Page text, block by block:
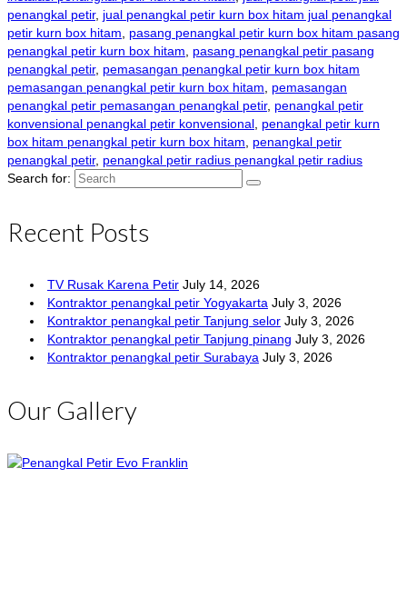
penangkal petir, jual penangkal petir kurn box hitam jual penangkal
petir kurn box hitam
pasang penangkal petir kurn box hitam pasang
penangkal petir kurn box hitam
pasang penangkal petir pasang
penangkal petir, pemasangan penangkal petir kurn box hitam
pemasangan penangkal petir kurn box hitam
pemasangan
penangkal petir pemasangan penangkal petir, penangkal petir
konvensional penangkal petir konvensional penangkal petir kurn
box hitam penangkal petir kurn box hitam
penangkal petir
penangkal petir, penangkal petir radius penangkal petir radius
Search for:
Recent Posts
TV Rusak Karena Petir July 14, 2026
Kontraktor penangkal petir Yogyakarta July 3, 2026
Kontraktor penangkal petir Tanjung selor July 3, 2026
Kontraktor penangkal petir Tanjung pinang July 3, 2026
Kontraktor penangkal petir Surabaya July 3, 2026
Our Gallery